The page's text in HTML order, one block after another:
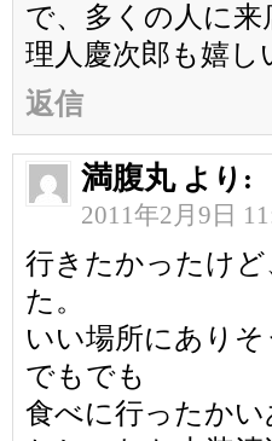
で、多くの人に
理人慶次郎も嬉
返信
満腹丸 より:
2011年2月9日
行きたかったけ
た。
いい場所にあり
でもでも
食べに行ったかい